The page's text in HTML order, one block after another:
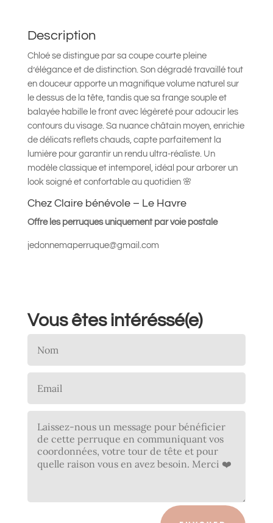
Description
Chloé se distingue par sa coupe courte pleine
d’élégance et de distinction. Son dégradé travaillé tout
en douceur apporte un magnifique volume naturel sur
le dessus de la tête, tandis que sa frange souple et
balayée habille le front avec légèreté pour adoucir les
contours du visage. Sa nuance châtain moyen, enrichie
de délicats reflets chauds, capte parfaitement la
lumière pour garantir un rendu ultra-réaliste. Un
modèle classique et intemporel, idéal pour arborer un
look soigné et confortable au quotidien 🌸
Chez Claire bénévole – Le Havre
Offre les perruques uniquement par voie postale
jedonnemaperruque@gmail.com
Vous êtes intéréssé(e)